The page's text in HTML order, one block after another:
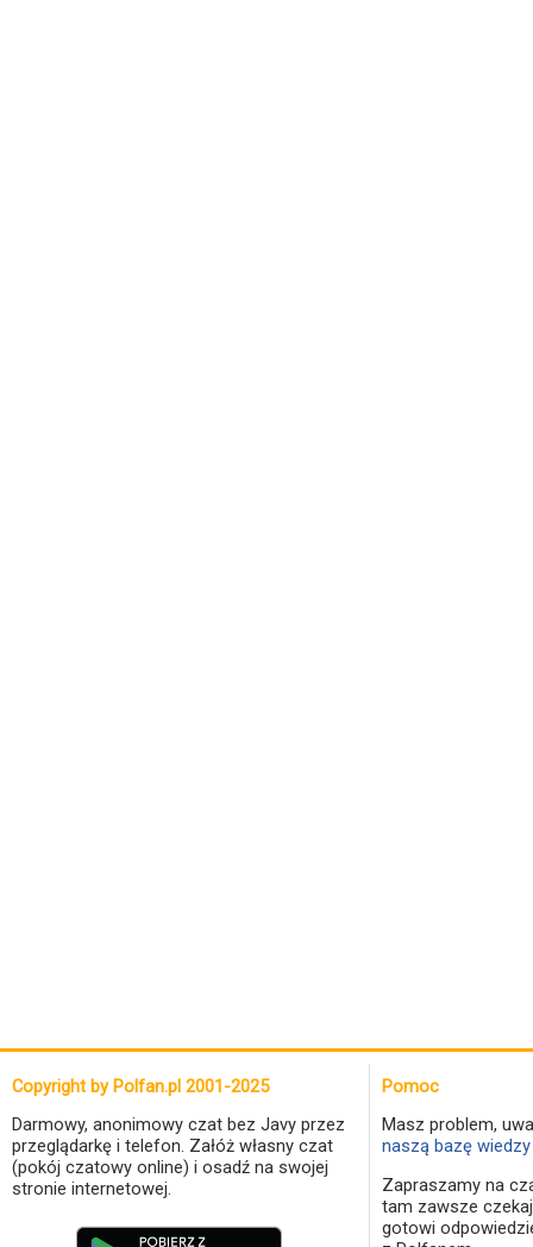
Copyright by Polfan.pl 2001-2025
Darmowy, anonimowy czat bez Javy przez
przeglądarkę i telefon. Załóż własny czat
(pokój czatowy online) i osadź na swojej
stronie internetowej.
Pomoc
Masz problem,
naszą bazę
Zapraszamy na
tam zawsze
gotowi